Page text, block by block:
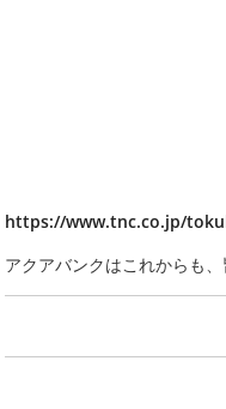
https://www.tnc.co.jp/
アクアバンクはこれからも